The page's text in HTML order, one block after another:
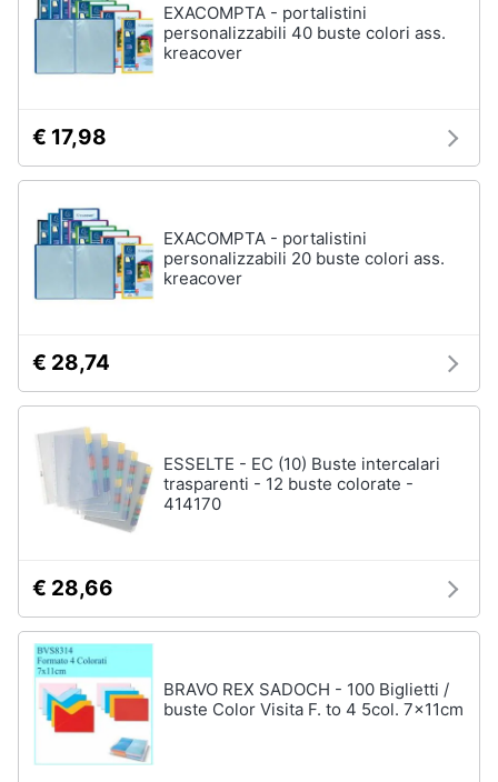
EXACOMPTA - portalistini
personalizzabili 40 buste colori ass.
kreacover
€ 17,98
EXACOMPTA - portalistini
personalizzabili 20 buste colori ass.
kreacover
€ 28,74
ESSELTE - EC (10) Buste intercalari
trasparenti - 12 buste colorate -
414170
€ 28,66
BRAVO REX SADOCH - 100 Biglietti /
buste Color Visita F. to 4 5col. 7x11cm